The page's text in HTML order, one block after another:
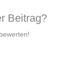
Beitrag?